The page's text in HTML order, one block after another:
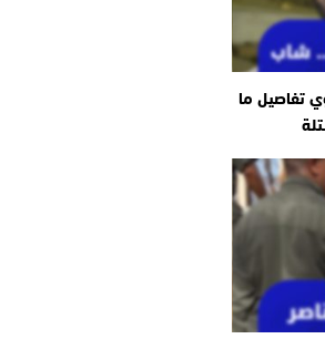
تفاصيل ما